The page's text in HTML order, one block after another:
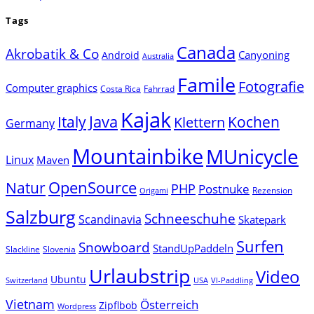
Tags
Akrobatik & Co Android Australia Canada Canyoning
Computer graphics Costa Rica Fahrrad Famile Fotografie
Germany Italy Java Kajak Klettern Kochen
Linux Maven MountainbikeMUnicycle
NaturOpenSource Origami PHP Postnuke Rezension
SalzburgScandinavia Schneeschuhe Skatepark
Slackline Slovenia Snowboard StandUpPaddeln Surfen
Switzerland Ubuntu Urlaubstrip USA VI-Paddling Video
Vietnam Wordpress Zipflbob Österreich